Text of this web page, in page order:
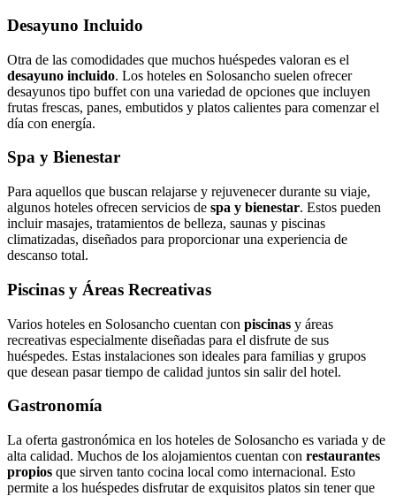
Desayuno Incluido
Otra de las comodidades que muchos huéspedes valoran es el
desayuno incluido. Los hoteles en Solosancho suelen ofrecer
desayunos tipo buffet con una variedad de opciones que incluyen
frutas frescas, panes, embutidos y platos calientes para comenzar el
día con energía.
Spa y Bienestar
Para aquellos que buscan relajarse y rejuvenecer durante su viaje,
algunos hoteles ofrecen servicios de spa y bienestar. Estos pueden
incluir masajes, tratamientos de belleza, saunas y piscinas
climatizadas, diseñados para proporcionar una experiencia de
descanso total.
Piscinas y Áreas Recreativas
Varios hoteles en Solosancho cuentan con piscinas y áreas
recreativas especialmente diseñadas para el disfrute de sus
huéspedes. Estas instalaciones son ideales para familias y grupos
que desean pasar tiempo de calidad juntos sin salir del hotel.
Gastronomía
La oferta gastronómica en los hoteles de Solosancho es variada y de
alta calidad. Muchos de los alojamientos cuentan con restaurantes
propios que sirven tanto cocina local como internacional. Esto
permite a los huéspedes disfrutar de exquisitos platos sin tener que